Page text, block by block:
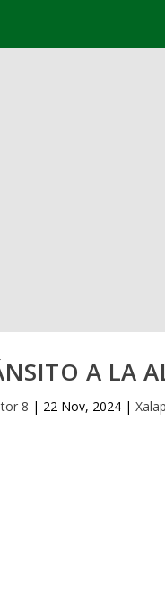
A LA
8 | 22 Nov, 2024|